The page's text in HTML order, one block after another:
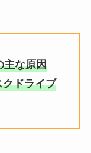
主な原因
ドライブ